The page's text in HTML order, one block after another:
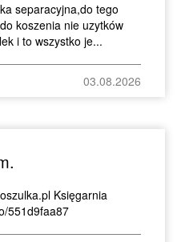
separacyjna,do tego
koszenia nie uzytków
i to wszystko je...
03.08.2026
Księgarnia
551d9faa87